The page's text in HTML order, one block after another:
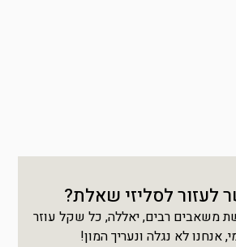
לעזור לסליזי שאלת?
משאבים רבים, יאללה, כל שקל עוזר
אנחנו לא נגלה ונעריך המון!